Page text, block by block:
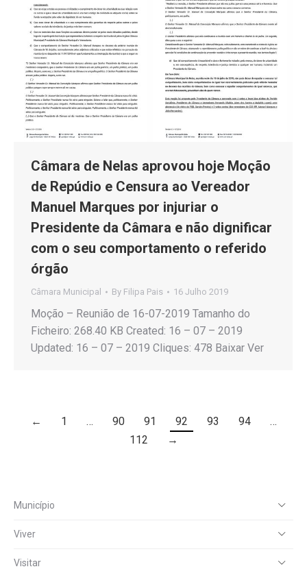
Câmara de Nelas aprovou hoje Moção
de Repúdio e Censura ao Vereador
Manuel Marques por injuriar o
Presidente da Câmara e não dignificar
com o seu comportamento o referido
órgão
Câmara Municipal By Filipa Pais 16 Julho 2019
Moção – Reunião de 16-07-2019 Tamanho do
Ficheiro: 268.40 KB Created: 16 – 07 – 2019
Updated: 16 – 07 – 2019 Cliques: 478 Baixar Ver
← 1 … 90 91 92 93 94
…
112
→
Município
Viver
Visitar